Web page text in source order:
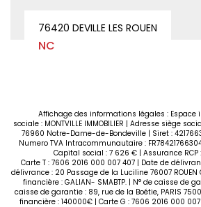
76380 CANTELEU
Affichage des informations légales : Espace
sociale : MONTVILLE IMMOBILIER | Adresse siège
76960 Notre-Dame-de-Bondeville | Siret :
Numero TVA Intracommunautaire :
Capital social : 7 626 € | Assurance RCP :
Carte T : 7606 2016 000 007 407 | Date de
délivrance : 20 Passage de la Luciline 76007
financière : GALIAN- SMABTP. | N° de caisse de
caisse de garantie : 89, rue de la Boétie, PARIS
financière : 140000€ | Carte G : 7606 2016 000